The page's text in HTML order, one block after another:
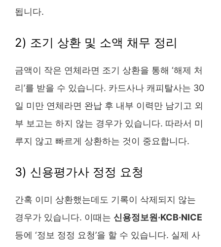
됩니다.
2) 조기 상환 및 소액 채무 정리
금액이 작은 연체라면 조기 상환을 통해 ‘해제 처
리’를 받을 수 있습니다. 카드사나 캐피탈사는 30
일 미만 연체라면 완납 후 내부 이력만 남기고 외
부 보고는 하지 않는 경우가 있습니다. 따라서 미
루지 않고 빠르게 상환하는 것이 중요합니다.
3) 신용평가사 정정 요청
간혹 이미 상환했는데도 기록이 삭제되지 않는
경우가 있습니다. 이때는 신용정보원·KCB·NICE
등에 ‘정보 정정 요청’을 할 수 있습니다. 실제 사